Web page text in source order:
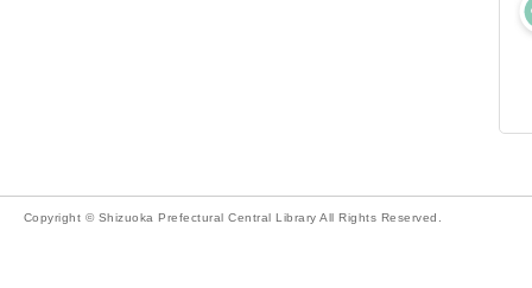
Copyright © Shizuoka Prefectural Central Library All Rights Reserved.